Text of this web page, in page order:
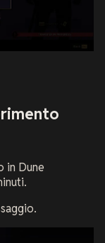
in Dune